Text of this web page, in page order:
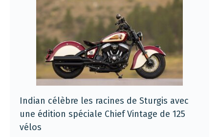
Indian célèbre les racines de Sturgis avec
une édition spéciale Chief Vintage de 125
vélos